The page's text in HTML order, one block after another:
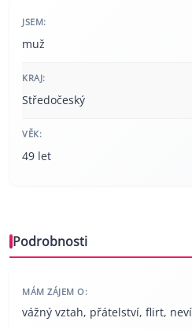
JSEM:
muž
KRAJ:
Středočeský
VĚK:
49 let
Podrobnosti
MÁM ZÁJEM O:
vážný vztah, přátelství, flirt,